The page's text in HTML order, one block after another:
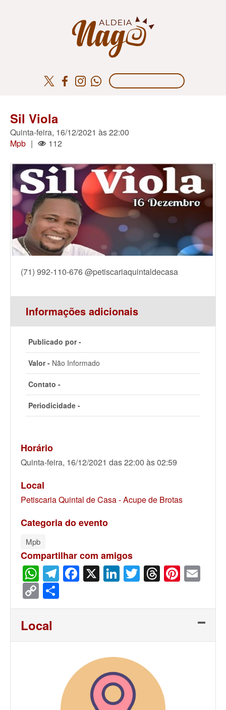
Sil Viola
Quinta-feira, 16/12/2021 às 22:00
Mpb | 112
(71) 992-110-676 @petiscariaquintaldecasa
Informações adicionais
Publicado por -
Valor - Não Informado
Contato -
Periodicidade -
Horário
Quinta-feira, 16/12/2021 das 22:00 às 02:59
Local
Petiscaria Quintal de Casa - Acupe de Brotas
Categoria do evento
Mpb
Compartilhar com amigos
WhatsApp
Telegram
Facebook
X LinkedIn
Twitter
Threads
Copy
Link
Local